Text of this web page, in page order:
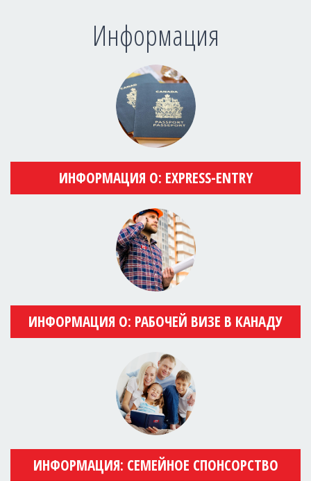
Информация
ИНФОРМАЦИЯ О: EXPRESS-ENTRY
ИНФОРМАЦИЯ О: РАБОЧЕЙ ВИЗЕ В КАНАДУ
ИНФОРМАЦИЯ: СЕМЕЙНОЕ СПОНСОРСТВО